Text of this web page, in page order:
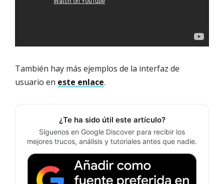
También hay más ejemplos de la interfaz de
usuario en este enlace.
¿Te ha sido útil este artículo?
Síguenos en Google Discover para recibir los
mejores trucos, análisis y tutoriales antes que nadie.